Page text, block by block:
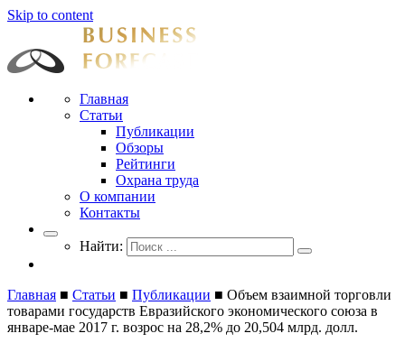
Skip to content
Businessforecast
Аналитика и прогнозирование для профессионалов
Главная
Статьи
Публикации
Обзоры
Рейтинги
Охрана труда
О компании
Контакты
Найти:
Главная ■ Статьи ■ Публикации ■ Объем взаимной торговли
товарами государств Евразийского экономического союза в
январе-мае 2017 г. возрос на 28,2% до 20,504 млрд. долл.